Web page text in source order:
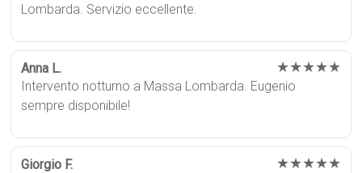
Lombarda. Servizio eccellente.
Anna L. ★★★★★
Intervento notturno a Massa Lombarda. Eugenio
sempre disponibile!
Giorgio F. ★★★★★